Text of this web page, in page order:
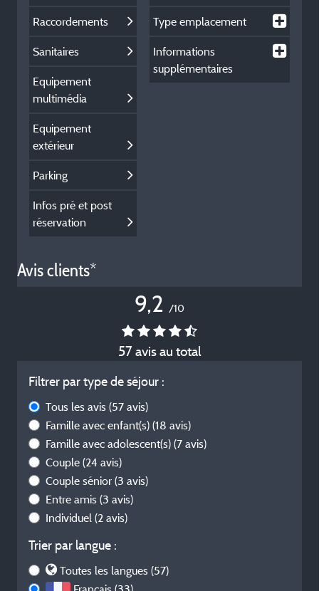
Raccordements
Sanitaires
Equipement
multimédia
Equipement
extérieur
Parking
Infos pré et post
réservation
Type emplacement
Informations
supplémentaires
Avis clients*
9,2 /10
57 avis au total
Filtrer par type de séjour :
Tous les avis (57 avis)
Famille avec enfant(s) (18 avis)
Famille avec adolescent(s) (7 avis)
Couple (24 avis)
Couple sénior (3 avis)
Entre amis (3 avis)
Individuel (2 avis)
Trier par langue :
Toutes les langues (57)